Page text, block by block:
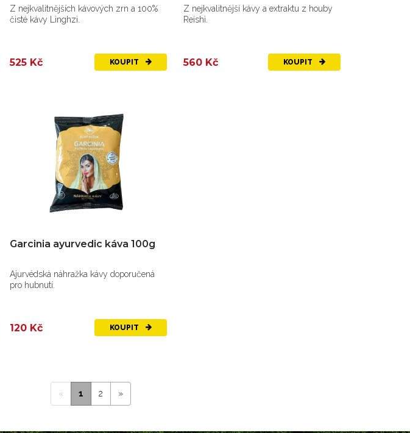
Z nejkvalitnějších kávových zrn a 100%
čisté kávy Linghzi.
525 Kč KOUPIT
Z nejkvalitnější kávy a extraktu z houby
Reishi.
560 Kč KOUPIT
Garcinia ayurvedic káva 100g
Ajurvédská náhražka kávy doporučená
pro hubnutí.
120 Kč KOUPIT
« 1 2 »